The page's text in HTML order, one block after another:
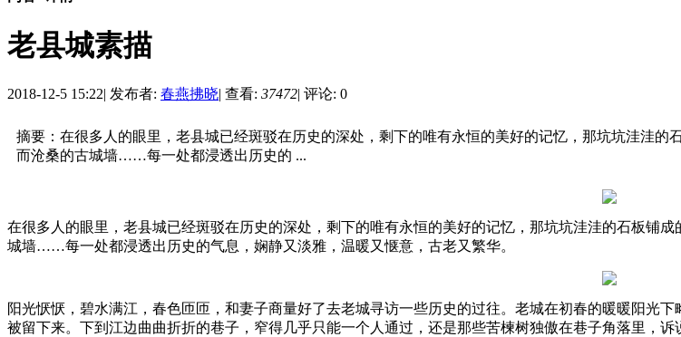
老县城素描
2018-12-5 15:22| 发布者: 春燕拂晓| 查看: 37472| 评论: 0
摘要：在很多人的眼里，老县城已经斑驳在历史的深处，剩下的唯有永恒的美好的记忆，那坑坑洼洼
而沧桑的古城墙……每一处都浸透出历史的 ...
在很多人的眼里，老县城已经斑驳在历史的深处，剩下的唯有永恒的美好的记忆，那坑坑洼洼的石板铺
城墙……每一处都浸透出历史的气息，娴静又淡雅，温暖又惬意，古老又繁华。
阳光恹恹，碧水满江，春色匝匝，和妻子商量好了去老城寻访一些历史的过往。老城在初春的暖暖阳光
被留下来。下到江边曲曲折折的巷子，窄得几乎只能一个人通过，还是那些苦楝树独傲在巷子角落里，